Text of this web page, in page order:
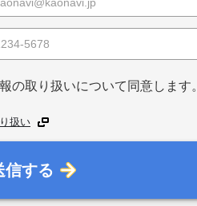
の取り扱いについて同意します。
扱い
信する